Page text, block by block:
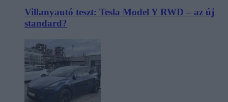
Villanyautó teszt: Tesla Model Y RWD – az új
standard?